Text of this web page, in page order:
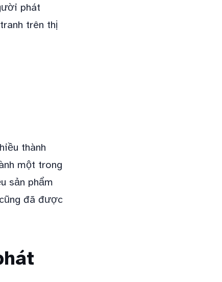
phát
trên thị
thành
một trong
sản phẩm
đã được